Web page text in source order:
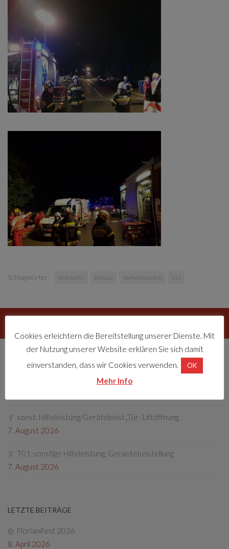
Schlagwörter: Autobahn Einsatz Verkehrsunfall VU
T01-sonstige Hilfeleistung, Geraetebeistellung
sonst. Hilfeleistung/Gerätebeist.,Tür- Liftöffnung
7. August 2026
T01-sonstige Hilfeleistung, Geraetebeistellung
7. August 2026
LETZTE BEITRÄGE
Florianifest 2026
8. April 2026
Cookies erleichtern die Bereitstellung unserer Dienste. Mit
der Nutzung unserer Website erklären Sie sich damit
einverstanden, dass wir Cookies verwenden.
OK
Mehr Info